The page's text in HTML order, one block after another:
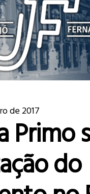
de 2017
Primo
do